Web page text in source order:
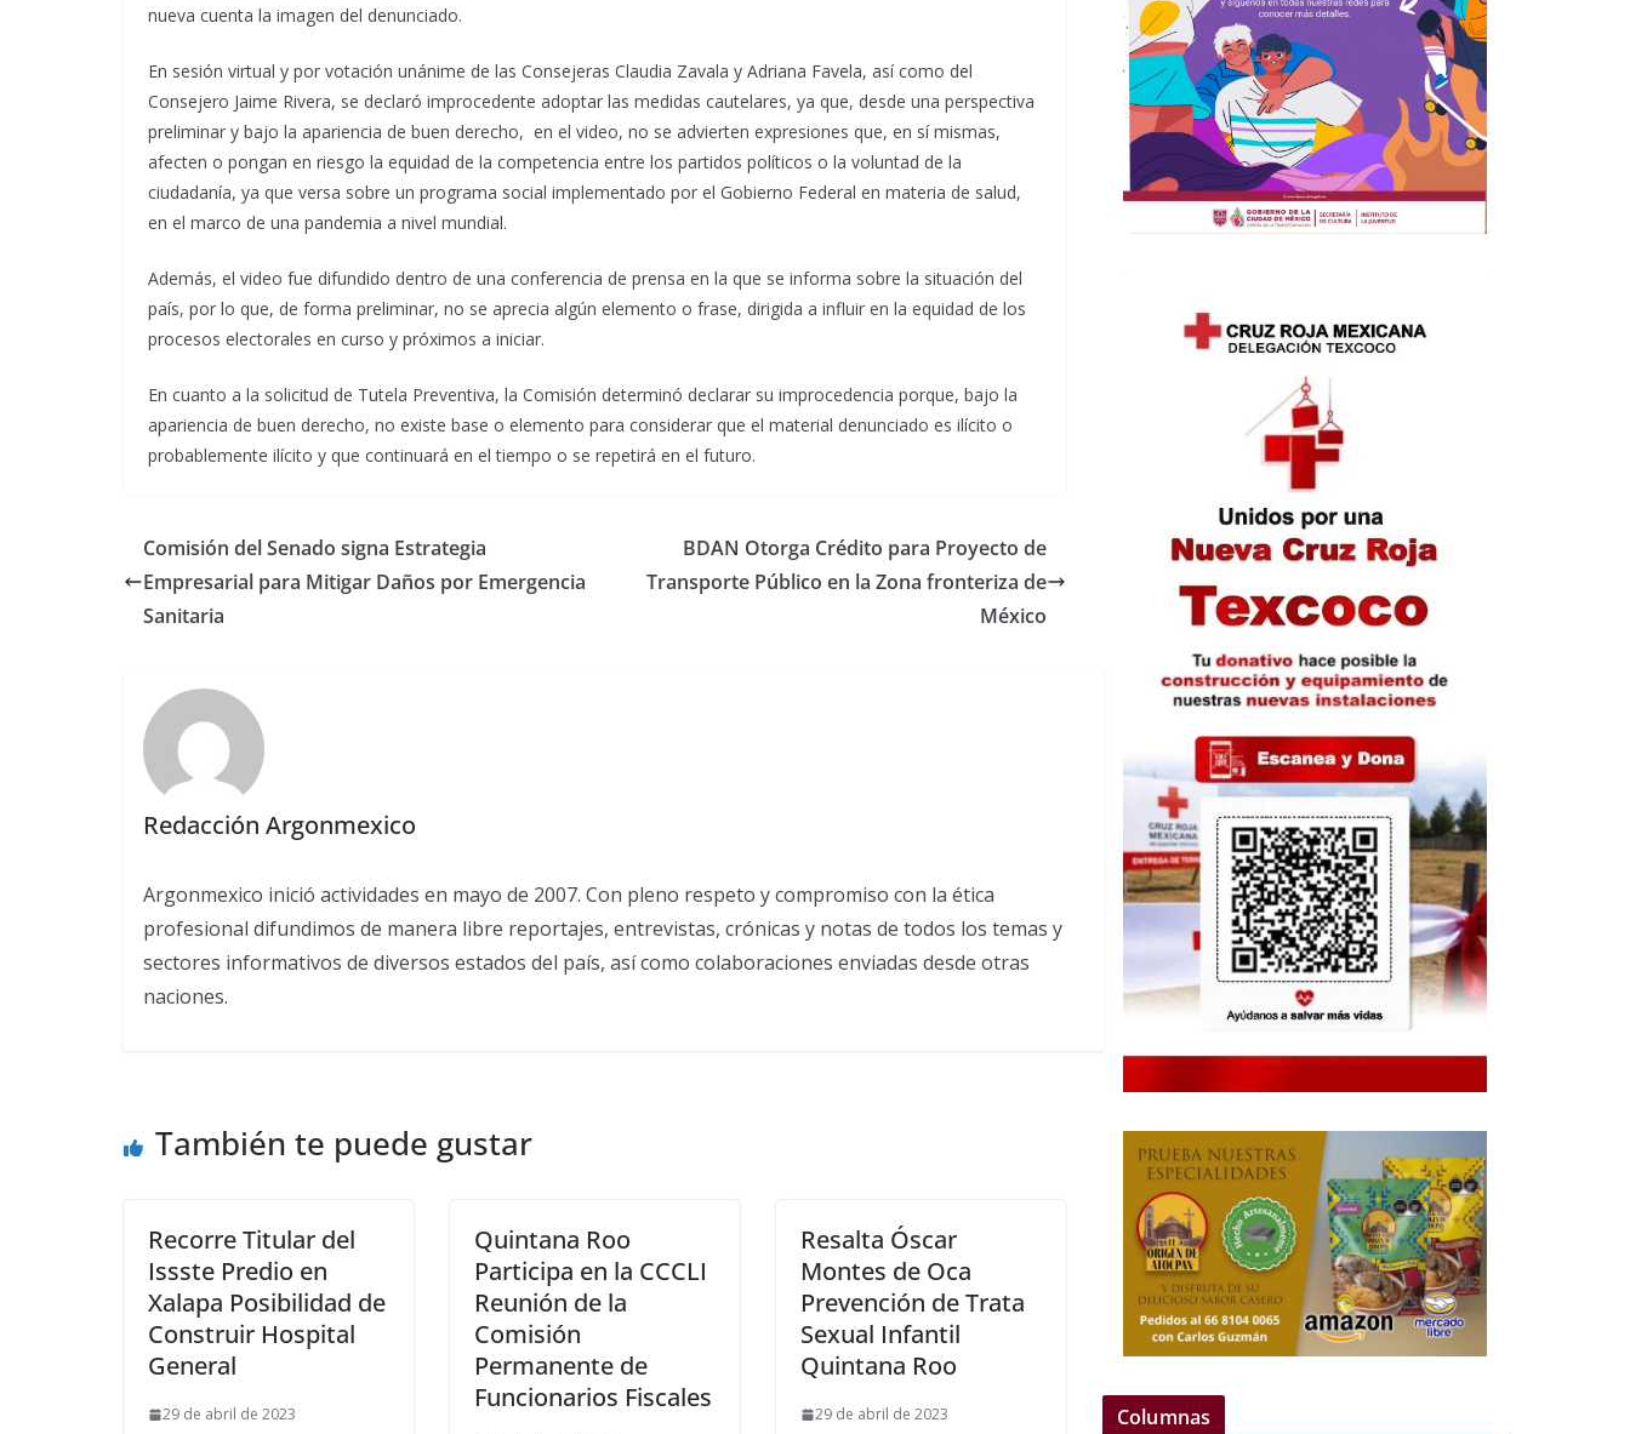
nueva cuenta la imagen del denunciado.
En sesión virtual y por votación unánime de las Consejeras Claudia Zavala y Adriana Favela, así como del
Consejero Jaime Rivera, se declaró improcedente adoptar las medidas cautelares, ya que, desde una perspectiva
preliminar y bajo la apariencia de buen derecho, en el video, no se advierten expresiones que, en sí mismas,
afecten o pongan en riesgo la equidad de la competencia entre los partidos políticos o la voluntad de la
ciudadanía, ya que versa sobre un programa social implementado por el Gobierno Federal en materia de salud,
en el marco de una pandemia a nivel mundial.
Además, el video fue difundido dentro de una conferencia de prensa en la que se informa sobre la situación del
país, por lo que, de forma preliminar, no se aprecia algún elemento o frase, dirigida a influir en la equidad de los
procesos electorales en curso y próximos a iniciar.
En cuanto a la solicitud de Tutela Preventiva, la Comisión determinó declarar su improcedencia porque, bajo la
apariencia de buen derecho, no existe base o elemento para considerar que el material denunciado es ilícito o
probablemente ilícito y que continuará en el tiempo o se repetirá en el futuro.
Comisión del Senado signa Estrategia
Empresarial para Mitigar Daños por Emergencia
Sanitaria
BDAN Otorga Crédito para Proyecto de
Transporte Público en la Zona fronteriza de
México
Redacción Argonmexico
Argonmexico inició actividades en mayo de 2007. Con pleno respeto y compromiso con la ética
profesional difundimos de manera libre reportajes, entrevistas, crónicas y notas de todos los temas y
sectores informativos de diversos estados del país, así como colaboraciones enviadas desde otras
naciones.
También te puede gustar
Recorre Titular del
Issste Predio en
Xalapa Posibilidad de
Construir Hospital
General
29 de abril de 2023
Quintana Roo
Participa en la CCCLI
Reunión de la
Comisión
Permanente de
Funcionarios Fiscales
Resalta Óscar
Montes de Oca
Prevención de Trata
Sexual Infantil
Quintana Roo
29 de abril de 2023 Columnas